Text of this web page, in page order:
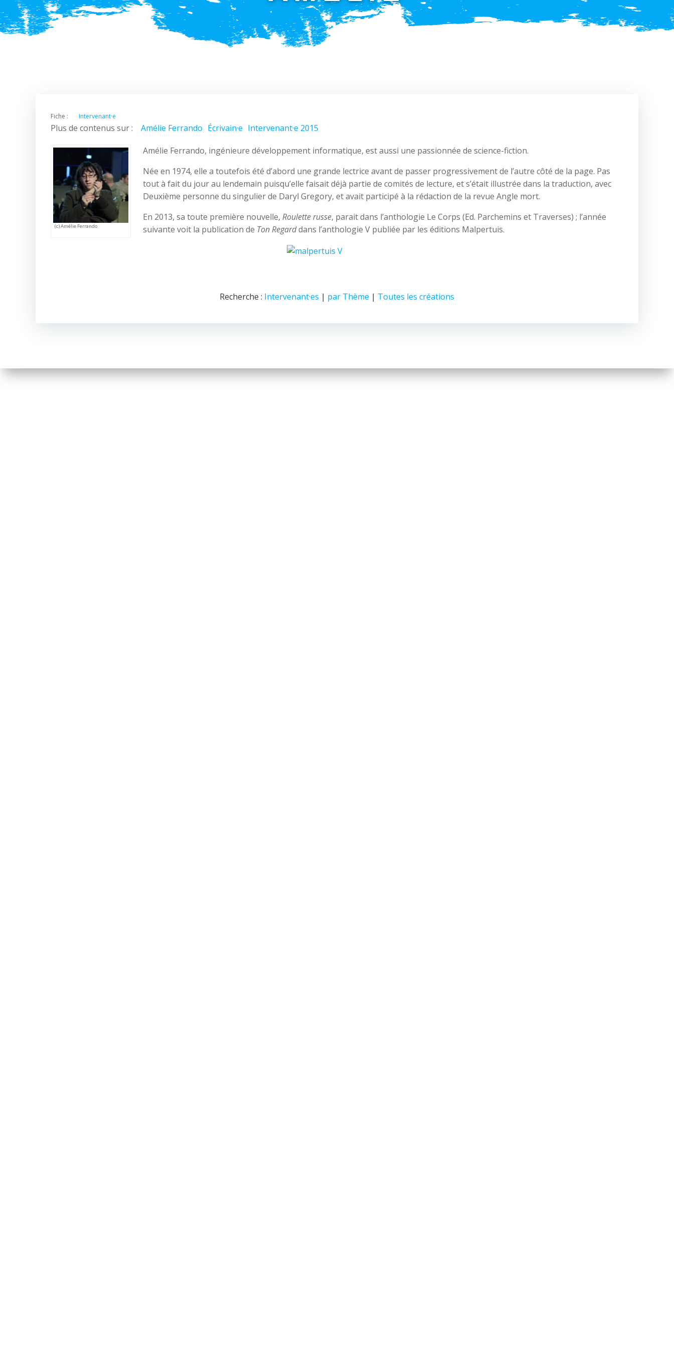
Fiche : Intervenant·e
Plus de contenus sur : Amélie Ferrando Écrivain·e Intervenant·e 2015
(c) Amélie Ferrando
Amélie Ferrando, ingénieure développement informatique, est aussi une passionnée de science-fiction.
Née en 1974, elle a toutefois été d’abord une grande lectrice avant de passer progressivement de l’autre côté de la page. Pas
tout à fait du jour au lendemain puisqu’elle faisait déjà partie de comités de lecture, et s’était illustrée dans la traduction, avec
Deuxième personne du singulier de Daryl Gregory, et avait participé à la rédaction de la revue Angle mort.
En 2013, sa toute première nouvelle, Roulette russe, parait dans l’anthologie Le Corps (Ed. Parchemins et Traverses) ; l’année
suivante voit la publication de Ton Regarddans l’anthologie V publiée par les éditions Malpertuis.
Recherche : Intervenant·es | par Thème | Toutes les créations